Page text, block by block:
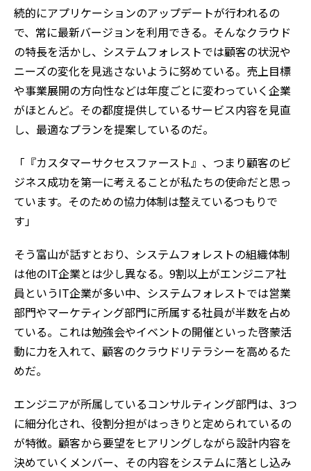
続的にアプリケーションのアップデートが行われるの
で、常に最新バージョンを利用できる。そんなクラウド
の特長を活かし、システムフォレストでは顧客の状況や
ニーズの変化を見逃さないように努めている。売上目標
や事業展開の方向性などは年度ごとに変わっていく企業
がほとんど。その都度提供しているサービス内容を見直
し、最適なプランを提案しているのだ。
「『カスタマーサクセスファースト』、つまり顧客のビ
ジネス成功を第一に考えることが私たちの使命だと思っ
ています。そのための協力体制は整えているつもりで
す」
そう富山が話すとおり、システムフォレストの組織体制
は他のIT企業とは少し異なる。9割以上がエンジニア社
員というIT企業が多い中、システムフォレストでは営業
部門やマーケティング部門に所属する社員が半数を占め
ている。これは勉強会やイベントの開催といった啓蒙活
動に力を入れて、顧客のクラウドリテラシーを高めるた
めだ。
エンジニアが所属しているコンサルティング部門は、3つ
に細分化され、役割分担がはっきりと定められているの
が特徴。顧客から要望をヒアリングしながら設計内容を
決めていくメンバー、その内容をシステムに落とし込み